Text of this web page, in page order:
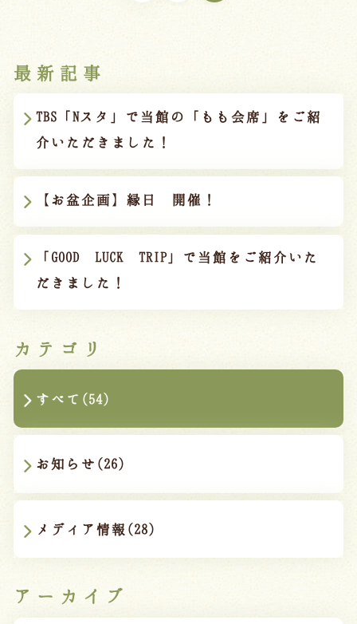
最新記事
TBS「Nスタ」で当館の「もも会席」をご紹
介いただきました！
【お盆企画】縁日 開催！
「GOOD LUCK TRIP」で当館をご紹介いた
だきました！
カテゴリ
すべて(54)
お知らせ(26)
メディア情報(28)
アーカイブ
オンラインショップ
Follow us
Tel.024-542-2226/ 9:00~18:00